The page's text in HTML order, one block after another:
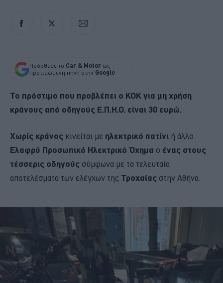
Πρόσθεσε το Car & Motor ως
προτιμώμενη πηγή στην Google
Το πρόστιμο που προβλέπει ο ΚΟΚ για μη χρήση
κράνους από οδηγούς Ε.Π.Η.Ο. είναι 30 ευρώ.
Χωρίς κράνος κινείται με ηλεκτρικό πατίνι ή άλλο
Ελαφρύ Προσωπικό Ηλεκτρικό Όχημα ο ένας στους
τέσσερις οδηγούς σύμφωνα με τα τελευταία
αποτελέσματα των ελέγχων της Τροχαίας στην Αθήνα.